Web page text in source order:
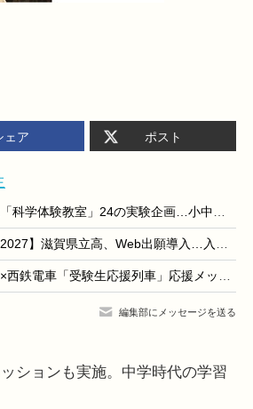
ェア ポスト
東京都市大「科学体験教室」24の実験企画…小中向け9/6
【高校受験2027】滋賀県立高、Web出願導入…入試制度パンフ公開
森永ラムネ×西鉄電車「受験生応援列車」応援メッセージ8/12より募集
編集部にメッセージを送る
ションも実施。中学時代の学習